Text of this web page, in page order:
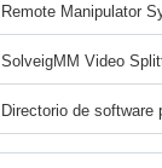
Remote Manipulator
SolveigMM Video
Directorio de software